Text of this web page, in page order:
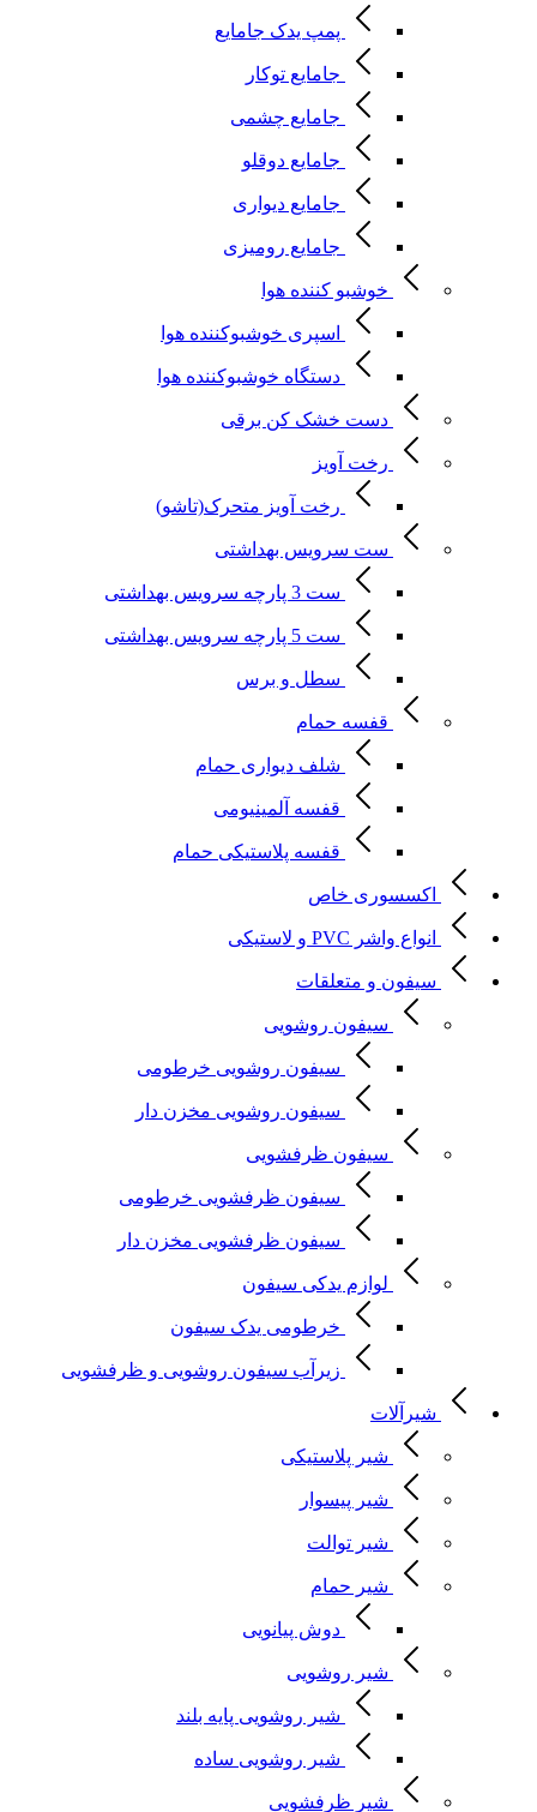
پمپ یدک جامایع
جامایع توکار
جامایع چشمی
جامایع دوقلو
جامایع دیواری
جامایع رومیزی
خوشبو کننده هوا
اسپری خوشبوکننده هوا
دستگاه خوشبوکننده هوا
دست خشک کن برقی
رخت آویز
رخت آویز متحرک(تاشو)
ست سرویس بهداشتی
ست 3 پارچه سرویس بهداشتی
ست 5 پارچه سرویس بهداشتی
سطل و برس
قفسه حمام
شلف دیواری حمام
قفسه آلمینیومی
قفسه پلاستیکی حمام
اکسسوری خاص
انواع واشر PVC و لاستیکی
سیفون و متعلقات
سیفون روشویی
سیفون روشویی خرطومی
سیفون روشویی مخزن دار
سیفون ظرفشویی
سیفون ظرفشویی خرطومی
سیفون ظرفشویی مخزن دار
لوازم یدکی سیفون
خرطومی یدک سیفون
زیرآب سیفون روشویی و ظرفشویی
شیرآلات
شیر پلاستیکی
شیر پیسوار
شیر توالت
شیر حمام
دوش پیانویی
شیر روشویی
شیر روشویی پایه بلند
شیر روشویی ساده
شیر ظرفشویی